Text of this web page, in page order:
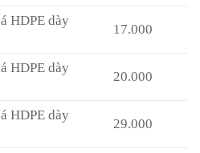
HDPE dày
17.000
HDPE dày
20.000
HDPE dày
29.000